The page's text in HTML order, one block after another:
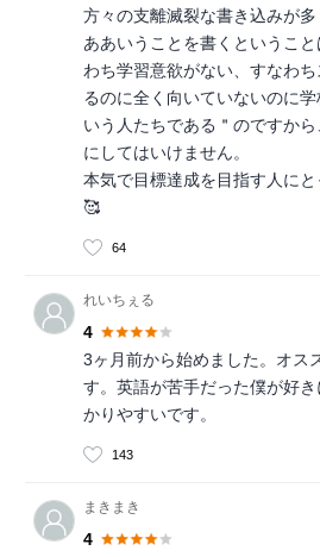
方々の支離滅裂な書き込みが
ああいうことを書くというこ
わち学習意欲がない、すなわ
るのに全く向いていないのに
いう人たちである＂のですか
にしてはいけません。
本気で目標達成を目指す人に
🥰
64
れいちぇる
4
3ヶ月前から始めました。オス
す。英語が苦手だった僕が好
かりやすいです。
143
まきまき
4